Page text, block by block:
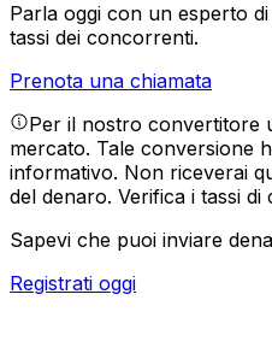
Parla oggi con un esperto
tassi dei concorrenti.
Prenota una chiamata
Per il nostro convertitore
mercato. Tale conversione
informativo. Non riceverai
del denaro. Verifica i tassi
Sapevi che puoi inviare
Registrati oggi